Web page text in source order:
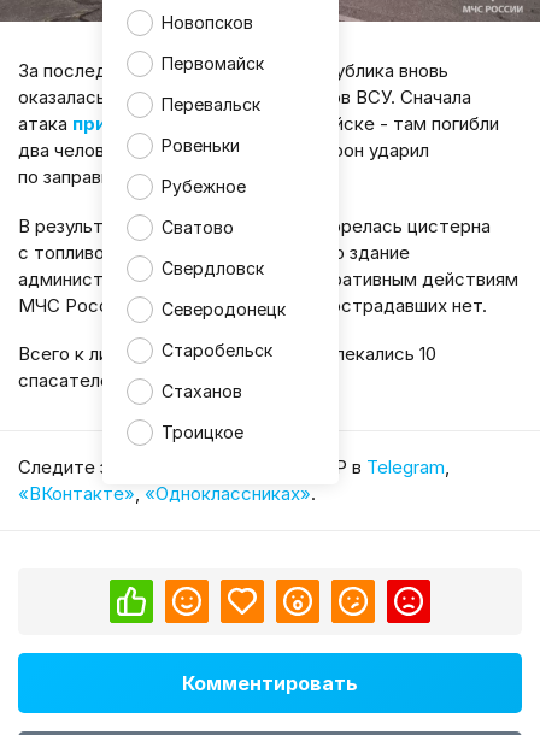
Новопсков
Первомайск
Перевальск
Ровеньки
Рубежное
Сватово
Свердловск
Северодонецк
Старобельск
Стаханов
Троицкое
За последние сутки Луганская Республика вновь
оказалась под ударом беспилотников ВСУ. Сначала
атака пришлась на АЗС
в Первомайске - там погибли
два человека. Позже, около 17:00, дрон ударил
по заправке в Стаханове.
В результате второго обстрела загорелась цистерна
с топливом и полностью уничтожено здание
администрации ЗАС. Благодаря оперативным действиям
МЧС России пожар локализовали, пострадавших нет.
Всего к ликвидации возгорания привлекались 10
спасателей и 2 единицы техники.
Cледите за главными новостями ЛНР в Telegram,
«ВКонтакте», «Одноклассниках».
Комментировать